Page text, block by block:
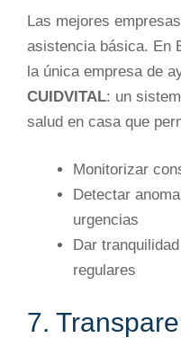
Las mejores
asistencia básica. En
la única empresa de
CUIDVITAL: un
salud en casa que
Monitorizar
Detectar
urgencias
Dar
regulares
7.